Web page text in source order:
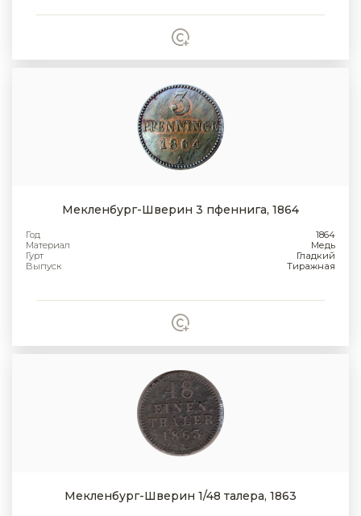
Мекленбург-Шверин 3 пфеннига, 1864
Год
1864
Материал
Медь
Гурт
Гладкий
Выпуск
Тиражная
Мекленбург-Шверин 1/48 талера, 1863